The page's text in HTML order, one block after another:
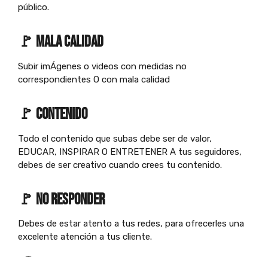
público.
🚩 mala calidad
Subir imÁgenes o videos con medidas no
correspondientes O con mala calidad
🚩 contenido
Todo el contenido que subas debe ser de valor,
EDUCAR, INSPIRAR O ENTRETENER A tus seguidores,
debes de ser creativo cuando crees tu contenido.
🚩 no responder
Debes de estar atento a tus redes, para ofrecerles una
excelente atención a tus cliente.